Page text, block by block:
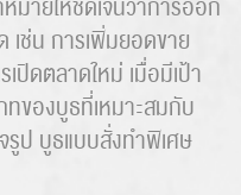
มายให้ชัดเจนว่าการออก
ช่น การเพิ่มยอดขาย
ปิดตลาดใหม่ เมื่อมีเป้า
ทของบูธที่เหมาะสมกับ
รูป บูธแบบสั่งทำพิเศษ